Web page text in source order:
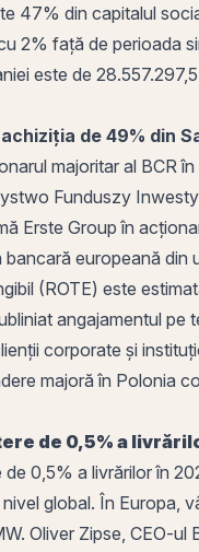
47% din capitalul
2% față de perioada
este de
de 49% din
majoritar al BCR
Funduszy
Erste Group în
europeană
(ROTE) este
angajamentul
corporate și
majoră în Polonia
de 0,5% a
0,5% a livrărilor în
global. În Europa,
Oliver Zipse, CEO-